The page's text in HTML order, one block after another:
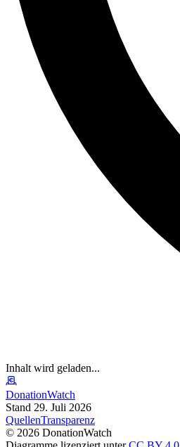
Inhalt wird geladen...
DonationWatch
Stand 29. Juli 2026
QuellenTransparenz
© 2026 DonationWatch